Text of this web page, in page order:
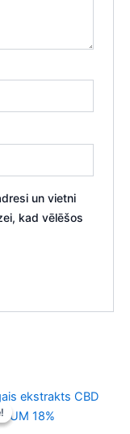
un vietni
kad vēlēšos
Current
is: